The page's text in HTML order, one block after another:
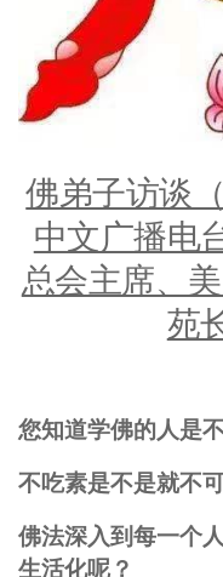
佛弟子访谈
中文广播电
总会主席、
苑
您知道学佛的人是
不吃素是不是就不
佛法深入到每一个
生活化呢？